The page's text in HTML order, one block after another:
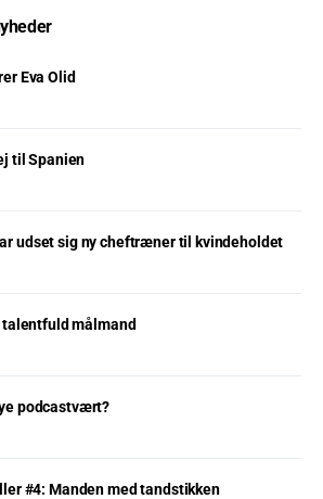
Eva Olid
til Spanien
udset sig ny cheftræner til kvindeholdet
målmand
podcastvært?
#4: Manden med tandstikken